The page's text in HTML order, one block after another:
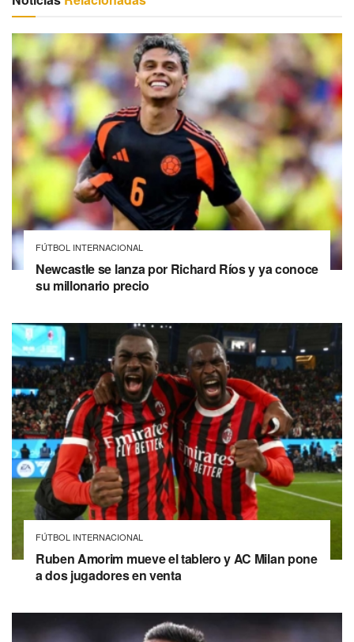
FÚTBOL INTERNACIONAL
Newcastle se lanza por Richard Ríos y ya conoce
su millonario precio
FÚTBOL INTERNACIONAL
Ruben Amorim mueve el tablero y AC Milan pone
a dos jugadores en venta